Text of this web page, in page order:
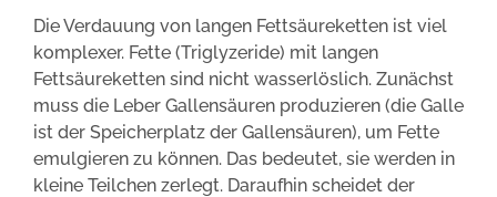
Die Verdauung von langen Fettsäureketten ist viel
komplexer. Fette (Triglyzeride) mit langen
Fettsäureketten sind nicht wasserlöslich. Zunächst
muss die Leber Gallensäuren produzieren (die Galle
ist der Speicherplatz der Gallensäuren), um Fette
emulgieren zu können. Das bedeutet, sie werden in
kleine Teilchen zerlegt. Daraufhin scheidet der